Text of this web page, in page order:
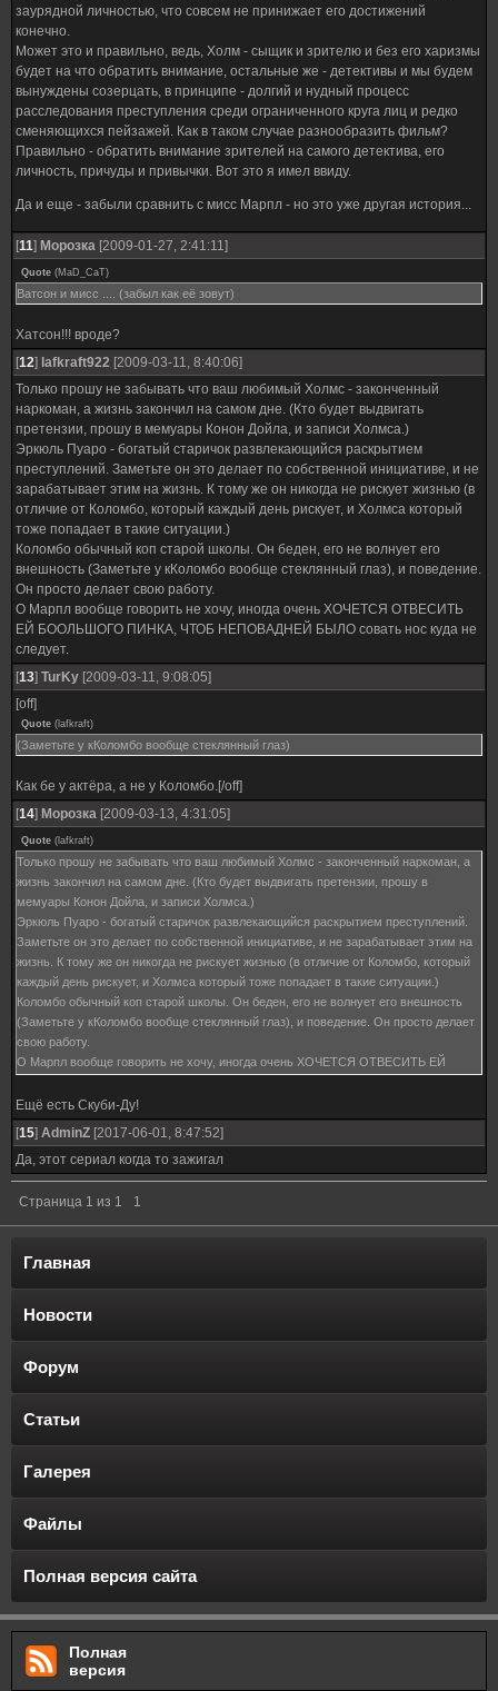
заурядной личностью, что совсем не принижает его достижений
конечно.
Может это и правильно, ведь, Холм - сыщик и зрителю и без его харизмы
будет на что обратить внимание, остальные же - детективы и мы будем
вынуждены созерцать, в принципе - долгий и нудный процесс
расследования преступления среди ограниченного круга лиц и редко
сменяющихся пейзажей. Как в таком случае разнообразить фильм?
Правильно - обратить внимание зрителей на самого детектива, его
личность, причуды и привычки. Вот это я имел ввиду.
Да и еще - забыли сравнить с мисс Марпл - но это уже другая история...
[11] Морозка [2009-01-27, 2:41:11]
Quote (MaD_CaT)
Ватсон и мисс .... (забыл как её зовут)
Хатсон!!! вроде?
[12] lafkraft922 [2009-03-11, 8:40:06]
Только прошу не забывать что ваш любимый Холмс - законченный
наркоман, а жизнь закончил на самом дне. (Кто будет выдвигать
претензии, прошу в мемуары Конон Дойла, и записи Холмса.)
Эркюль Пуаро - богатый старичок развлекающийся раскрытием
преступлений. Заметьте он это делает по собственной инициативе, и не
зарабатывает этим на жизнь. К тому же он никогда не рискует жизнью (в
отличие от Коломбо, который каждый день рискует, и Холмса который
тоже попадает в такие ситуации.)
Коломбо обычный коп старой школы. Он беден, его не волнует его
внешность (Заметьте у кКоломбо вообще стеклянный глаз), и поведение.
Он просто делает свою работу.
О Марпл вообще говорить не хочу, иногда очень ХОЧЕТСЯ ОТВЕСИТЬ
ЕЙ БООЛЬШОГО ПИНКА, ЧТОБ НЕПОВАДНЕЙ БЫЛО совать нос куда не
следует.
[13] TurKy [2009-03-11, 9:08:05]
[off]
Quote ( lafkraft)
(Заметьте у кКоломбо вообще стеклянный глаз)
Как бе у актёра, а не у Коломбо.[/off]
[14] Морозка [2009-03-13, 4:31:05]
Quote ( lafkraft)
Только прошу не забывать что ваш любимый Холмс - законченный наркоман, а
жизнь закончил на самом дне. (Кто будет выдвигать претензии, прошу в
мемуары Конон Дойла, и записи Холмса.)
Эркюль Пуаро - богатый старичок развлекающийся раскрытием преступлений.
Заметьте он это делает по собственной инициативе, и не зарабатывает этим на
жизнь. К тому же он никогда не рискует жизнью (в отличие от Коломбо, который
каждый день рискует, и Холмса который тоже попадает в такие ситуации.)
Коломбо обычный коп старой школы. Он беден, его не волнует его внешность
(Заметьте у кКоломбо вообще стеклянный глаз), и поведение. Он просто делает
свою работу.
О Марпл вообще говорить не хочу, иногда очень ХОЧЕТСЯ ОТВЕСИТЬ ЕЙ
Ещё есть Скуби-Ду!
[15] AdminZ [2017-06-01, 8:47:52]
Да, этот сериал когда то зажигал
Страница 1 из 1 1
Главная
Новости
Форум
Статьи
Галерея
Файлы
Полная версия сайта
Полная
версия